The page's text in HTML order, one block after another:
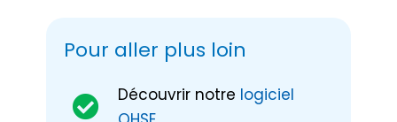
Pour aller plus loin
Découvrir notre logiciel